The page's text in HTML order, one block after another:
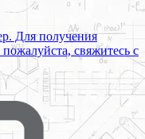
Для получения
свяжитесь с